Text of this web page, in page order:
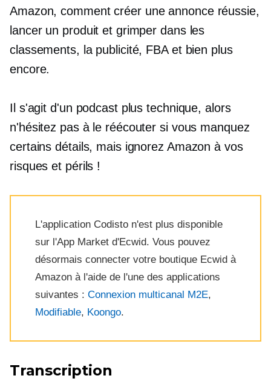
Amazon, comment créer une annonce réussie,
lancer un produit et grimper dans les
classements, la publicité, FBA et bien plus
encore.
Il s'agit d'un podcast plus technique, alors
n'hésitez pas à le réécouter si vous manquez
certains détails, mais ignorez Amazon à vos
risques et périls !
L'application Codisto n'est plus disponible
sur l'App Market d'Ecwid. Vous pouvez
désormais connecter votre boutique Ecwid à
Amazon à l'aide de l'une des applications
suivantes : Connexion multicanal M2E,
Modifiable, Koongo.
Transcription